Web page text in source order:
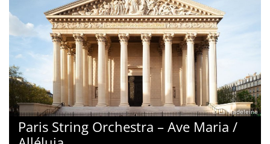
© La Madeleine
Paris String Orchestra – Ave Maria /